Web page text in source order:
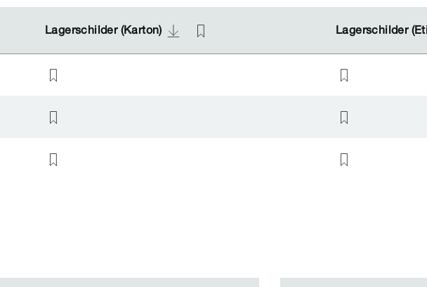
Lagerschilder (Karton) Lagerschilder
Lagerschilder (Karton) Lagerschilder